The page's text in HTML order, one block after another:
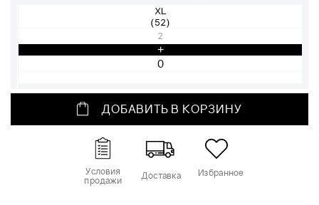
XL
(52)
2
+
ДОБАВИТЬ В КОРЗИНУ
Условия
продажи Доставка Избранное